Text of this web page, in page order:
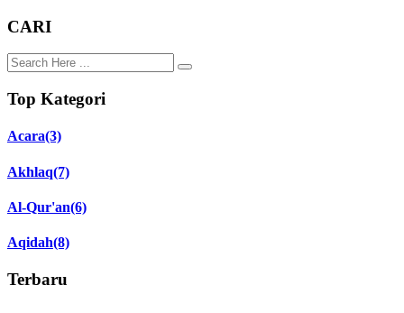
CARI
Top Kategori
Acara(3)
Akhlaq(7)
Al-Qur'an(6)
Aqidah(8)
Terbaru